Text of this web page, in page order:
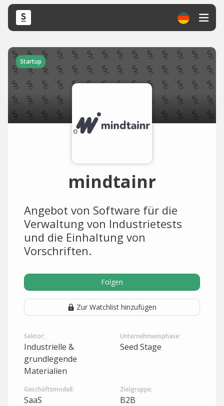
Startup
mindtainr
Angebot von Software für die
Verwaltung von Industrietests
und die Einhaltung von
Vorschriften.
Folgen
Zur Watchlist hinzufügen
Sektor:
Industrielle &
grundlegende
Materialien
Unternehmensphase:
Seed Stage
Geschäftsmodell:
SaaS
Zielgruppe:
B2B